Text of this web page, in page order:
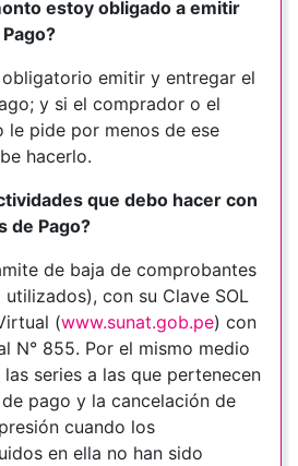
estoy obligado a emitir
emitir y entregar el
y si el comprador o el
le pide por menos de ese
hacerlo.
que debo hacer con
de Pago?
de baja de comprobantes
con su Clave SOL
(www.sunat.gob.pe) con
N° 855. Por el mismo medio
series a las que pertenecen
pago y la cancelación de
cuando los
en ella no han sido